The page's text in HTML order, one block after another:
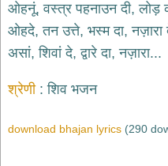
रानी
सती
दादी
rani
sati
ओहनूं, वस्त्र पहनाउन दी, लोड़
ओहदे, तन उत्ते, भस्म दा, नज़ारा
असां, शिवां दे, द्वारे दा, नज़ारा...
श्रेणी शिव भजन
download bhajan lyrics (290